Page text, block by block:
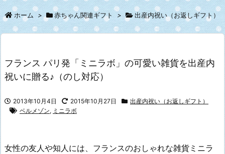
ホーム > 赤ちゃん関連ギフト > 出産内祝い（お返しギフト）
フランス パリ発「ミニラボ」の可愛い雑貨を出産内
祝いに贈る♪（のし対応）
2013年10月4日 2015年10月27日
出産内祝い（お返しギフト）
ベルメゾン, ミニラボ
女性の友人や知人には、フランスのおしゃれな雑貨ミニラ